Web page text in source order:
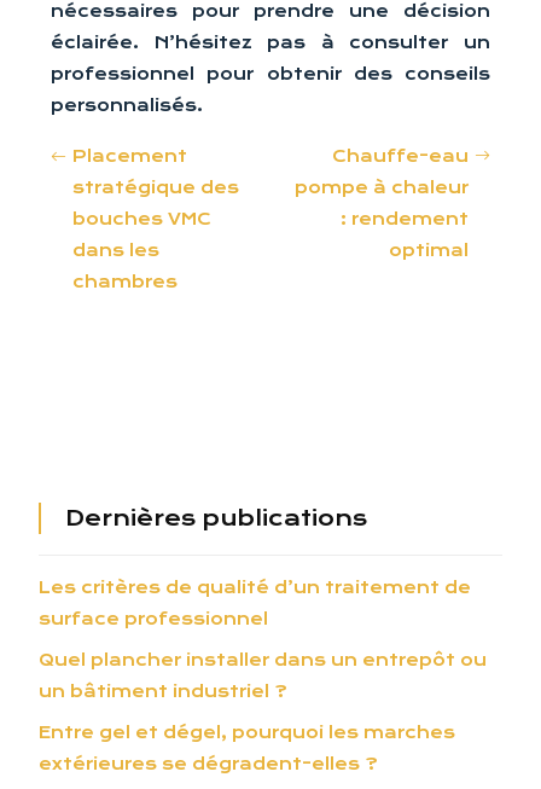
nécessaires pour prendre une décision
éclairée. N’hésitez pas à consulter un
professionnel pour obtenir des conseils
personnalisés.
Placement
stratégique des
bouches VMC
dans les
chambres
Chauffe-eau
pompe à chaleur
: rendement
optimal
Dernières publications
Les critères de qualité d’un traitement de
surface professionnel
Quel plancher installer dans un entrepôt ou
un bâtiment industriel ?
Entre gel et dégel, pourquoi les marches
extérieures se dégradent-elles ?